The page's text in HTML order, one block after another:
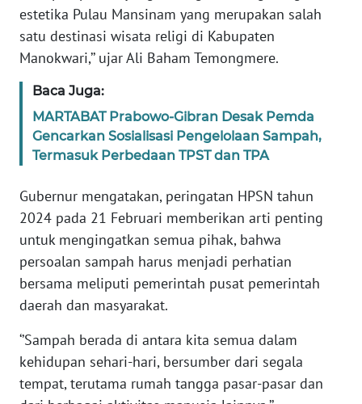
estetika Pulau Mansinam yang merupakan salah
satu destinasi wisata religi di Kabupaten
Manokwari,’’ ujar Ali Baham Temongmere.
Baca Juga:
MARTABAT Prabowo-Gibran Desak Pemda
Gencarkan Sosialisasi Pengelolaan Sampah,
Termasuk Perbedaan TPST dan TPA
Gubernur mengatakan, peringatan HPSN tahun
2024 pada 21 Februari memberikan arti penting
untuk mengingatkan semua pihak, bahwa
persoalan sampah harus menjadi perhatian
bersama meliputi pemerintah pusat pemerintah
daerah dan masyarakat.
‘’Sampah berada di antara kita semua dalam
kehidupan sehari-hari, bersumber dari segala
tempat, terutama rumah tangga pasar-pasar dan
NTT
WN
WN
PAPUA
PAPUA
BARAT
WN
SERAMBI
JAMBI